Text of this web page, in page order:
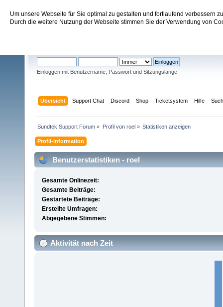
Um unsere Webseite für Sie optimal zu gestalten und fortlaufend verbessern
Durch die weitere Nutzung der Webseite stimmen Sie der Verwendung von
Sundtek Support Forum
Einloggen mit Benutzername, Passwort und Sitzungslänge
Übersicht Support Chat Discord Shop Ticketsystem Hilfe
Sundtek Support Forum » Profil von roel» Statistiken anzeigen
Profil-Information
Benutzerstatistiken - roel
Gesamte Onlinezeit:
Gesamte Beiträge:
Gestartete Beiträge:
Erstellte Umfragen:
Abgegebene Stimmen:
Aktivität nach Zeit